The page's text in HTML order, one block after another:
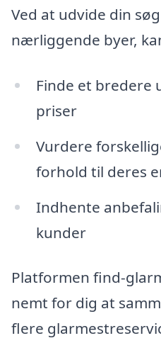
Ved at udvide din
nærliggende byer,
Finde et bredere
priser
Vurdere
forhold til deres
Indhente
kunder
Platformen find-
nemt for dig at
flere